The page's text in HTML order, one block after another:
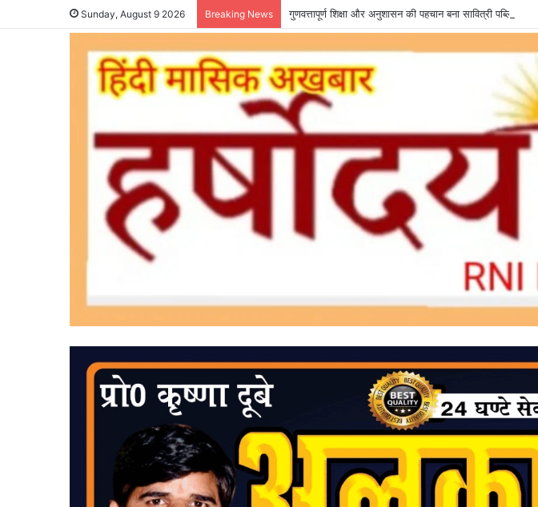
Sunday, August 9 2026 Breaking News गुणवत्तापूर्ण शिक्षा और अनुशासन की पहचान बना सावित्री पब्लिक स्कूल